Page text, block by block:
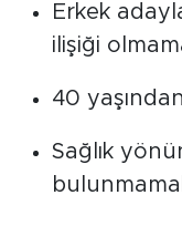
Erkek
ilişiği
40
Sağlık